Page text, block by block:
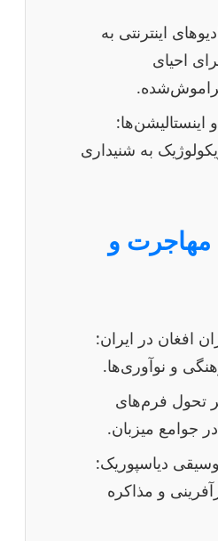
اینترنتی به
احیای
به شنیداری
و
افغان در ایران:
و نوآوری‌ها.
تحول فرم‌های
جوامع میزبان.
دیاسپوریک:
و مذاکره